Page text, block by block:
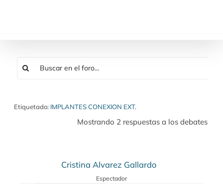
Etiquetado: IMPLANTES CONEXION EXT.
Mostrando 2 respuestas a los debates
Cristina Alvarez Gallardo
Espectador